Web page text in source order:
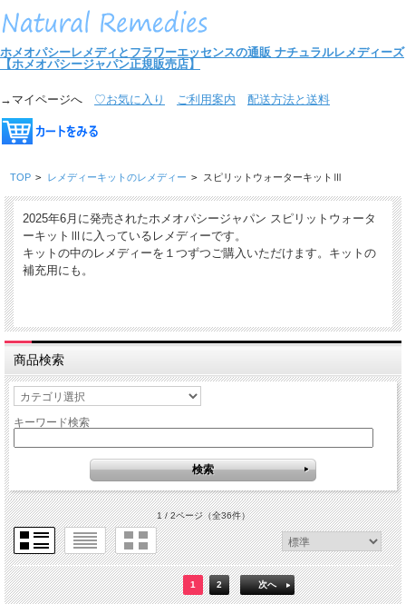
ホメオパシーレメディとフラワーエッセンスの通販 ナチュラルレメディーズ
【ホメオパシージャパン正規販売店】
→マイページへ ♡お気に入り ご利用案内 配送方法と送料
TOP > レメディーキットのレメディー > スピリットウォーターキットⅢ
2025年6月に発売されたホメオパシージャパン スピリットウォータ
ーキットⅢに入っているレメディーです。
キットの中のレメディーを１つずつご購入いただけます。キットの
補充用にも。
商品検索
キーワード検索
1 / 2ページ（全36件）
1 2 次へ